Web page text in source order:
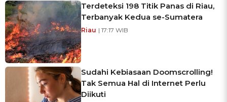
Terdeteksi 198 Titik Panas di Riau,
Terbanyak Kedua se-Sumatera
Riau | 17:17 WIB
Sudahi Kebiasaan Doomscrolling!
Tak Semua Hal di Internet Perlu
Diikuti